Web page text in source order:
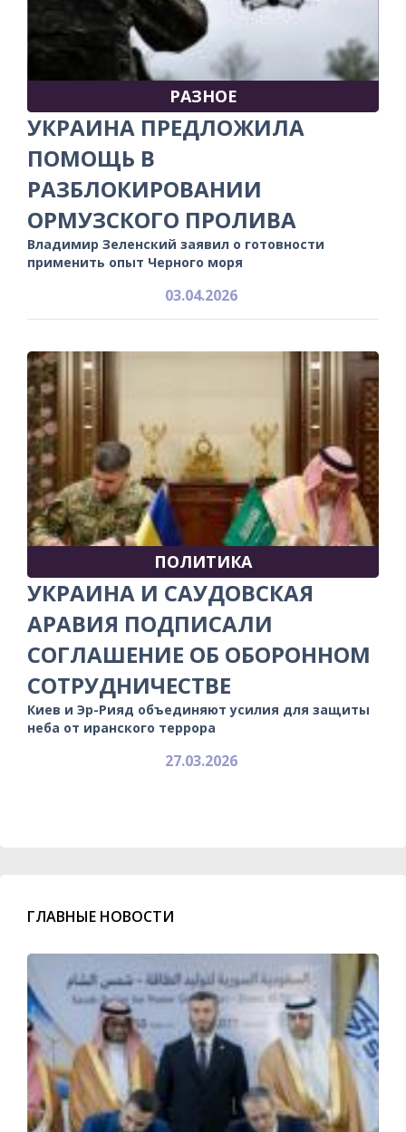
РАЗНОЕ
УКРАИНА ПРЕДЛОЖИЛА
ПОМОЩЬ В
РАЗБЛОКИРОВАНИИ
ОРМУЗСКОГО ПРОЛИВА
Владимир Зеленский заявил о готовности
применить опыт Черного моря
03.04.2026
ПОЛИТИКА
УКРАИНА И САУДОВСКАЯ
АРАВИЯ ПОДПИСАЛИ
СОГЛАШЕНИЕ ОБ ОБОРОННОМ
СОТРУДНИЧЕСТВЕ
Киев и Эр-Рияд объединяют усилия для защиты
неба от иранского террора
27.03.2026
ГЛАВНЫЕ НОВОСТИ